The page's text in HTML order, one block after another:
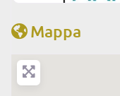
Mappa